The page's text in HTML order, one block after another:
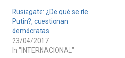
Rusiagate: ¿De qué se ríe
Putin?, cuestionan
demócratas
23/04/2017
In "INTERNACIONAL"